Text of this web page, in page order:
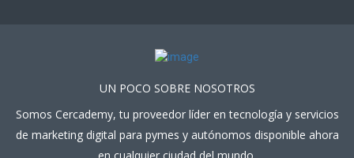
UN POCO SOBRE NOSOTROS
Somos Cercademy, tu proveedor líder en tecnología y servicios
de marketing digital para pymes y autónomos disponible ahora